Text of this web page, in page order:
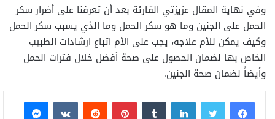
وفي نهاية المقال عزيزتي القارئة بعد أن تعرفنا على أضرار سكر
الحمل على الجنين وما هو سكر الحمل وما الذي يسبب سكر الحمل
وكيف يمكن للأم علاجه، يجب على الأم اتباع ارشادات الطبيب
الخاص بها لضمان الحصول على صحة أفضل خلال فترات الحمل
وأيضاً لضمان صحة الجنين.
فيسبوكتويتر لينكدإن بينتيريست
ماسنجر